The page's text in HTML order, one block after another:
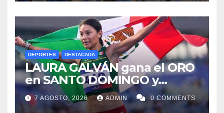
DEPORTES DESTACADA
LAURA GALVÁN gana el ORO
en SANTO DOMINGO y
dedica Medalla a sus padres
fallecidos
7 AGOSTO, 2026 ADMIN 0 COMMENTS